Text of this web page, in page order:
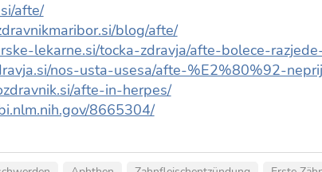
afte/
blog/afte/
lekarne.si/tocka-zdravja/afte-bolece-
nos-usta-usesa/afte-%E2%80%92-
afte-in-herpes/
8665304/